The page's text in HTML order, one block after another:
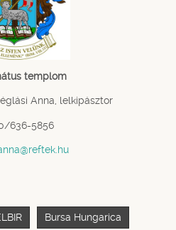
templom
Anna, lelkipásztor
636-5856
Bursa Hungarica